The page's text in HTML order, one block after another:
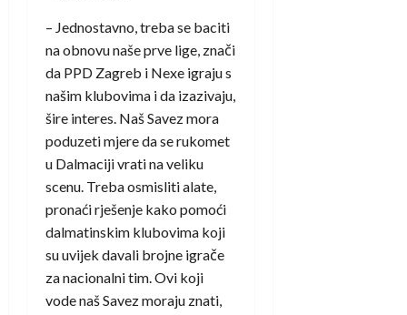
– Jednostavno, treba se baciti
na obnovu naše prve lige, znači
da PPD Zagreb i Nexe igraju s
našim klubovima i da izazivaju,
šire interes. Naš Savez mora
poduzeti mjere da se rukomet
u Dalmaciji vrati na veliku
scenu. Treba osmisliti alate,
pronaći rješenje kako pomoći
dalmatinskim klubovima koji
su uvijek davali brojne igrače
za nacionalni tim. Ovi koji
vode naš Savez moraju znati,